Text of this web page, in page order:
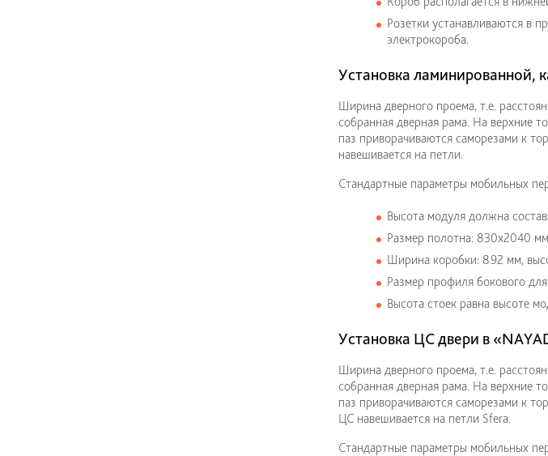
Розетки устанавливаются в
электрокороба.
Установка ламинированной,
Ширина дверного проема, т.е.
собранная дверная рама. На верхние
паз приворачиваются саморезами к
навешивается на петли.
Стандартные параметры мобильных
Высота модуля должна
Размер полотна: 830х2040
Ширина коробки: 892 мм,
Размер профиля бокового
Высота стоек равна высоте
Установка ЦС двери в
Ширина дверного проема, т.е.
собранная дверная рама. На верхние
паз приворачиваются саморезами к
ЦС навешивается на петли Sfera.
Стандартные параметры мобильных